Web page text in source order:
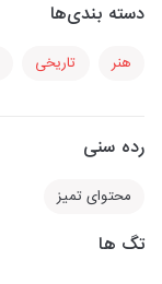
دسته بندی‌ها
هنر تاریخی
رده سنی
محتوای تمیز
تگ ها